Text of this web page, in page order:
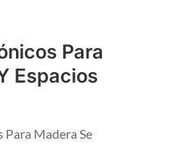
Para
Espacios
Para Madera Se